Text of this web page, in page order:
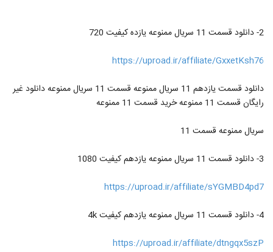
2- دانلود قسمت 11 سریال ممنوعه یازده کیفیت 720
https://uproad.ir/affiliate/GxxetKsh76
دانلود قسمت یازدهم 11 سریال ممنوعه قسمت 11 سریال ممنوعه دانلود غیر
رایگان قسمت 11 ممنوعه خرید قسمت 11 ممنوعه
سریال ممنوعه قسمت 11
3- دانلود قسمت 11 سریال ممنوعه یازدهم کیفیت 1080
https://uproad.ir/affiliate/sYGMBD4pd7
4- دانلود قسمت 11 سریال ممنوعه یازدهم کیفیت 4k
https://uproad.ir/affiliate/dtngqx5szP